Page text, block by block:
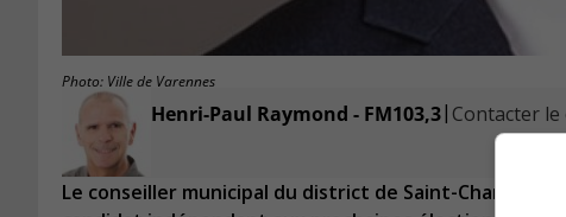
Photo: Ville de Varennes
Henri-Paul Raymond - FM103,3| Contacter
Le conseiller municipal du district de Saint-Charles à